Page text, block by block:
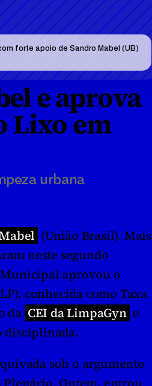
forte apoio de Sandro Mabel (UB)
e aprova
Lixo em
urbana
(União Brasil). Mais
neste segundo
Municipal aprovou o
conhecida como Taxa
da CEI da LimpaGyn e
disciplinada.
sob o argumento